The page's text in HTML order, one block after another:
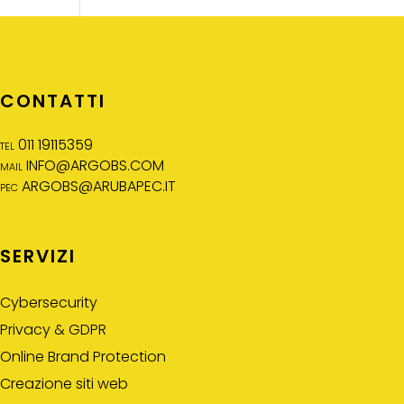
CONTATTI
tel 011 19115359
mailINFO@ARGOBS.COM
pecARGOBS@ARUBAPEC.IT
SERVIZI
Cybersecurity
Privacy & GDPR
Online Brand Protection
Creazione siti web